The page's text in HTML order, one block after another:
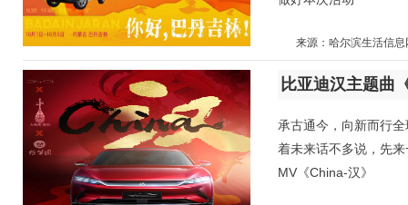
来源：哈尔滨生活信息
比亚迪汉主题曲
承古通今，向新而行
着未来话不多说，先
MV《China-汉》